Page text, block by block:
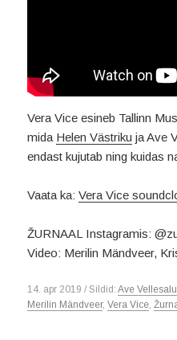
Vera Vice esineb Tallinn
mida Helen Västriku ja Ave
endast kujutab ning kuidas
Vaata ka:Vera Vice
ŽURNAAL Instagramis:
Video: Merilin Mändveer,
14. apr 2019 / Sildid:Ave Vellesalu
Merilin Mändveer,Vera Vice,